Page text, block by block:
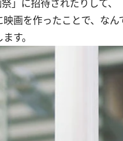
」に招待されたりして、
画を作ったことで、なん
す。